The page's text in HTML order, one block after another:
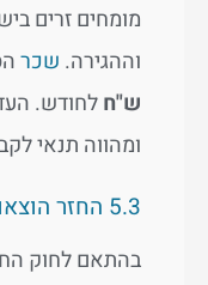
מומחים זרים
וההגירה. שכר
ש"חלחודש.
ומהווה תנאי
5.3 החזר הוצאות נסיעה
בהתאם לחוק